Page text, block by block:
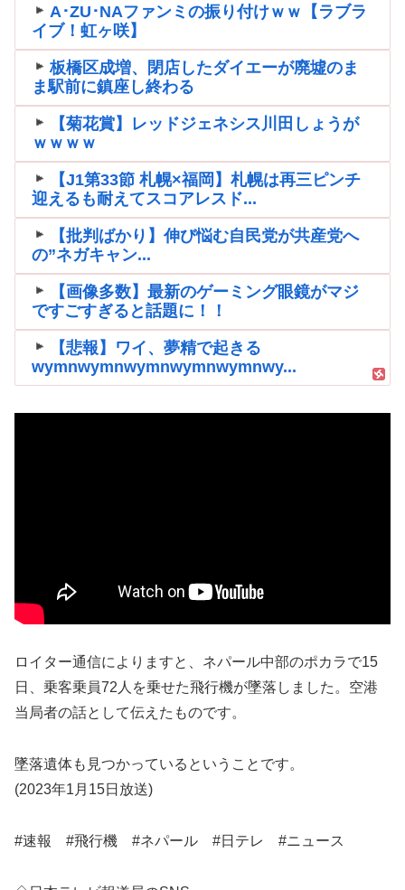
A･ZU･NAファンミの振り付けｗｗ【ラブラ
イブ！虹ヶ咲】
板橋区成増、閉店したダイエーが廃墟のま
ま駅前に鎮座し終わる
【菊花賞】レッドジェネシス川田しょうが
ｗｗｗｗ
【J1第33節 札幌×福岡】札幌は再三ピンチ
迎えるも耐えてスコアレスド...
【批判ばかり】伸び悩む自民党が共産党へ
の”ネガキャン...
【画像多数】最新のゲーミング眼鏡がマジ
ですごすぎると話題に！！
【悲報】ワイ、夢精で起きる
wymnwymnwymnwymnwymnwy...
ロイター通信によりますと、ネパール中部のポカラで15
日、乗客乗員72人を乗せた飛行機が墜落しました。空港
当局者の話として伝えたものです。
墜落遺体も見つかっているということです。
(2023年1月15日放送)
#速報 #飛行機 #ネパール #日テレ #ニュース